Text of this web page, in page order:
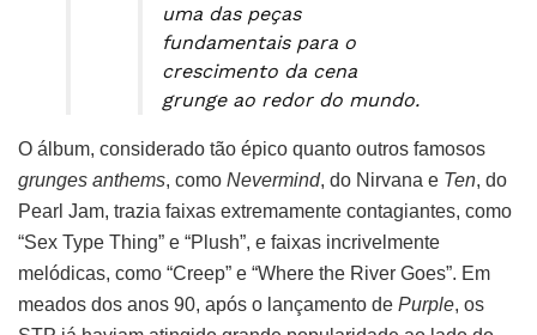
uma das peças
fundamentais para o
crescimento da cena
grunge ao redor do mundo.
O álbum, considerado tão épico quanto outros famosos
grunges anthems, como Nevermind, do Nirvana e Ten, do
Pearl Jam, trazia faixas extremamente contagiantes, como
“Sex Type Thing” e “Plush”, e faixas incrivelmente
melódicas, como “Creep” e “Where the River Goes”. Em
meados dos anos 90, após o lançamento de Purple, os